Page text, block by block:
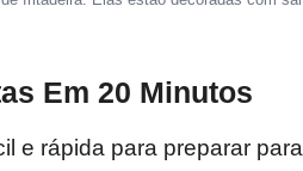
Em 20 Minutos
e rápida para preparar para